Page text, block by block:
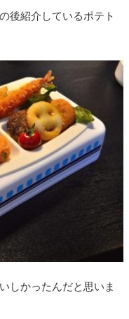
後紹介しているポテト
しかったんだと思いま